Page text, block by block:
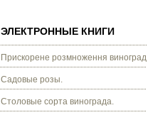
ЭЛЕКТРОННЫЕ КНИГИ
Прискорене розмноження винограду.
Садовые розы.
Столовые сорта винограда.